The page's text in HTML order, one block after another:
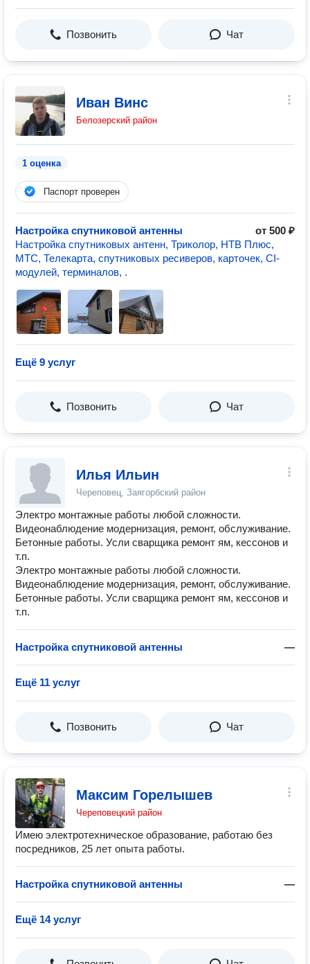
Позвонить Чат
Иван Винс
Белозерский район
1 оценка
Паспорт проверен
Настройка спутниковой антенны
от 500 ₽
Настройка спутниковых антенн, Триколор, НТВ Плюс,
МТС, Телекарта, спутниковых ресиверов, карточек, CI-
модулей, терминалов, .
Ещё 9 услуг
Позвонить Чат
Илья Ильин
Череповец, Заягорбский район
Электро монтажные работы любой сложности.
Видеонаблюдение модернизация, ремонт, обслуживание.
Бетонные работы. Усли сварщика ремонт ям, кессонов и
т.п.
Электро монтажные работы любой сложности.
Видеонаблюдение модернизация, ремонт, обслуживание.
Бетонные работы. Усли сварщика ремонт ям, кессонов и
т.п.
Настройка спутниковой антенны —
Ещё 11 услуг
Позвонить Чат
Максим Горелышев
Череповецкий район
Имею электротехническое образование, работаю без
посредников, 25 лет опыта работы.
Настройка спутниковой антенны —
Ещё 14 услуг